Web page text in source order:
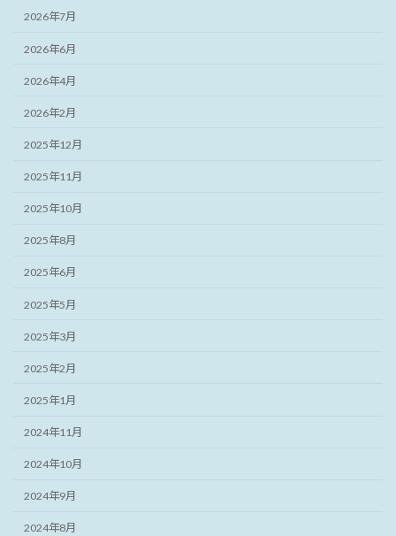
2026年7月
2026年6月
2026年4月
2026年2月
2025年12月
2025年11月
2025年10月
2025年8月
2025年6月
2025年5月
2025年3月
2025年2月
2025年1月
2024年11月
2024年10月
2024年9月
2024年8月